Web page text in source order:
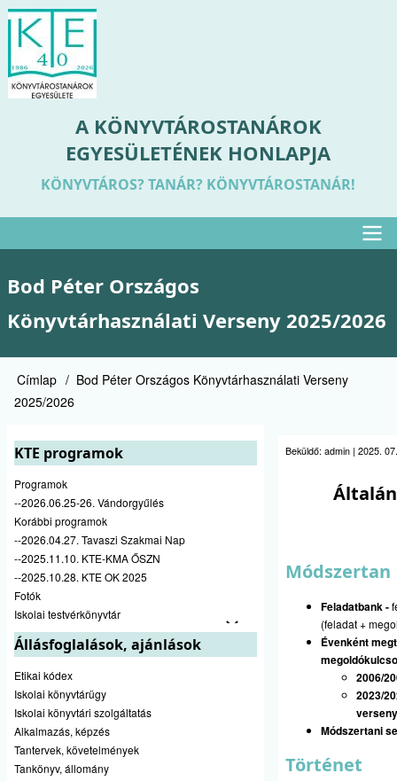
Ugrás
tartalomra
A KÖNYVTÁROSTANÁROK
EGYESÜLETÉNEK HONLAPJA
KÖNYVTÁROS? TANÁR? KÖNYVTÁROSTANÁR!
menü
Bod Péter Országos
Könyvtárhasználati Verseny 2025/2026
Morzsa
Címlap
Bod Péter Országos Könyvtárhasználati Verseny
2025/2026
KTE programok
Programok
--2026.06.25-26. Vándorgyűlés
Korábbi programok
--2026.04.27. Tavaszi Szakmai Nap
--2025.11.10. KTE-KMA ŐSZN
--2025.10.28. KTE OK 2025
Fotók
Iskolai testvérkönyvtár
Állásfoglalások, ajánlások
Etikai kódex
Iskolai könyvtárügy
Iskolai könyvtári szolgáltatás
Alkalmazás, képzés
Tantervek, követelmények
Tankönyv, állomány
Beküldő: admin | 2025.
Módszertan
Feladatbank-
(feladat +
Évenként
2006/
2023/
Módszertani
Történet